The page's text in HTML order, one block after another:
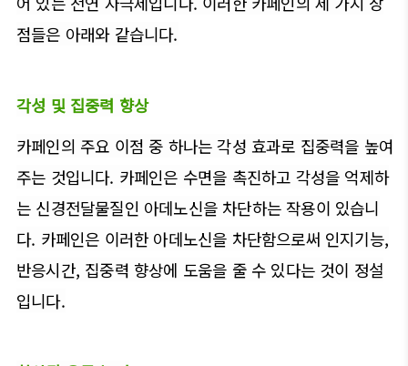
점들은 아래와 같습니다.
각성 및 집중력 향상
카페인의 주요 이점 중 하나는 각성 효과로 집중력을 높여
주는 것입니다. 카페인은 수면을 촉진하고 각성을 억제하
는 신경전달물질인 아데노신을 차단하는 작용이 있습니
다. 카페인은 이러한 아데노신을 차단함으로써 인지기능,
반응시간, 집중력 향상에 도움을 줄 수 있다는 것이 정설
입니다.